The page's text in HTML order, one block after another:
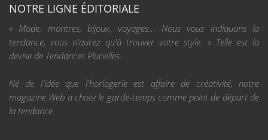
NOTRE LIGNE ÉDITORIALE
« Mode, montres, bijoux, voyages... Nous vous indiquons la
tendance, vous n'aurez qu'à trouver votre style. » Telle est la
devise de Tendances Plurielles.
Né de l'idée que l'horlogerie est affaire de créativité, notre
magazine Web a choisi le garde-temps comme point de départ de
la tendance.